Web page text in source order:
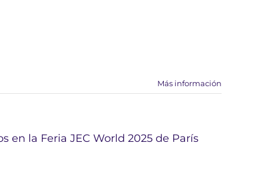
Más información
en la Feria JEC World 2025 de París